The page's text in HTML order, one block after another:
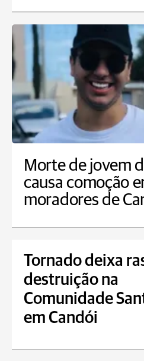
Morte de jovem
causa comoção
moradores de
Tornado deixa
destruição na
Comunidade
em Candói